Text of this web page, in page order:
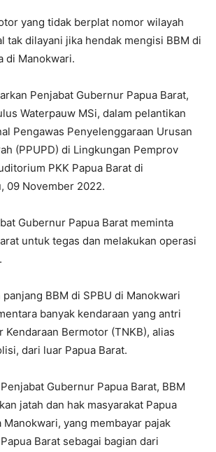
yang tidak berplat nomor wilayah
tak dilayani jika hendak mengisi BBM di
di Manokwari.
Penjabat Gubernur Papua Barat,
Waterpauw MSi, dalam pelantikan
Pengawas Penyelenggaraan Urusan
(PPUPD) di Lingkungan Pemprov
PKK Papua Barat di
09 November 2022.
Gubernur Papua Barat meminta
untuk tegas dan melakukan operasi
BBM di SPBU di Manokwari
banyak kendaraan yang antri
Kendaraan Bermotor (TNKB), alias
dari luar Papua Barat.
Gubernur Papua Barat, BBM
jatah dan hak masyarakat Papua
Manokwari, yang membayar pajak
Barat sebagai bagian dari